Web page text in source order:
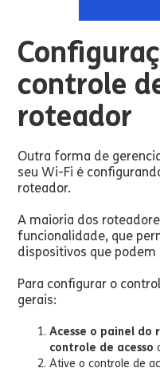
controle
roteador
Outra forma de
seu Wi-Fi é
roteador.
A maioria dos
funcionalidade, que
dispositivos que podem
Para configurar o
gerais:
Acesse o painel do
controle de acesso
Ative o controle de